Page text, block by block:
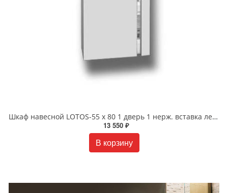
Шкаф навесной LOTOS-55 х 80 1 дверь 1 нерж. вставка левый/правый
13 550 ₽
В корзину